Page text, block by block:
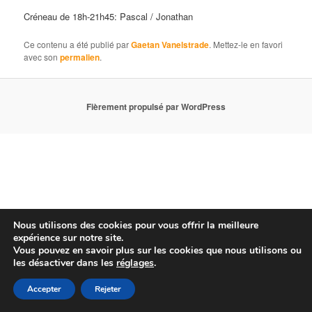
Créneau de 18h-21h45: Pascal / Jonathan
Ce contenu a été publié parGaetan Vanelstrade. Mettez-le en favori
avec sonpermalien.
Fièrement propulsé par WordPress
Nous utilisons des cookies pour vous offrir la meilleure
expérience sur notre site.
Vous pouvez en savoir plus sur les cookies que nous utilisons ou
les désactiver dans les réglages.
Accepter Rejeter